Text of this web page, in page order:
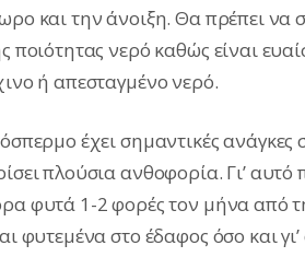
και την άνοιξη. Θα πρέπει να
ποιότητας νερό καθώς είναι
ή απεσταγμένο νερό.
έχει σημαντικές
πλούσια ανθοφορία. Γι’
φυτά 1-2 φορές τον μήνα από
φυτεμένα στο έδαφος όσο και